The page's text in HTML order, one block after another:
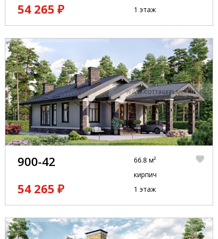
54 265 ₽
1 этаж
900-42
54 265 ₽
66.8 м²
кирпич
1 этаж